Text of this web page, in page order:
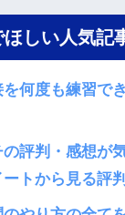
しい人気記
何度も練習で
評判・感想が
ートから見る評